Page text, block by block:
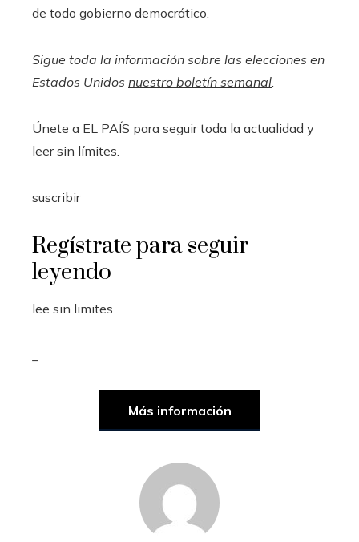
de todo gobierno democrático.
Sigue toda la información sobre las elecciones en
Estados Unidos nuestro boletín semanal.
Únete a EL PAÍS para seguir toda la actualidad y
leer sin límites.
suscribir
Regístrate para seguir
leyendo
lee sin limites
Más información